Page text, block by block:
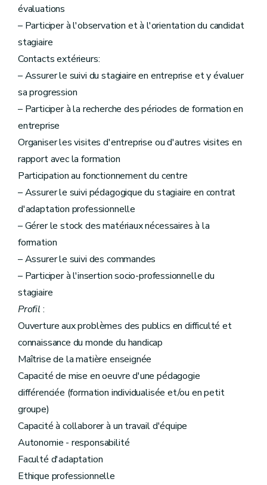
évaluations
– Participer à l'observation et à l'orientation du candidat
stagiaire
Contacts extérieurs:
– Assurer le suivi du stagiaire en entreprise et y évaluer
sa progression
– Participer à la recherche des périodes de formation en
entreprise
Organiser les visites d'entreprise ou d'autres visites en
rapport avec la formation
Participation au fonctionnement du centre
– Assurer le suivi pédagogique du stagiaire en contrat
d'adaptation professionnelle
– Gérer le stock des matériaux nécessaires à la
formation
– Assurer le suivi des commandes
– Participer à l'insertion socio-professionnelle du
stagiaire
Profil :
Ouverture aux problèmes des publics en difficulté et
connaissance du monde du handicap
Maîtrise de la matière enseignée
Capacité de mise en oeuvre d'une pédagogie
différenciée (formation individualisée et/ou en petit
groupe)
Capacité à collaborer à un travail d'équipe
Autonomie - responsabilité
Faculté d'adaptation
Ethique professionnelle